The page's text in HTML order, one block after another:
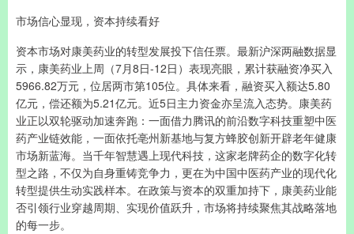
市场信心显现，资本持续看好
资本市场对康美药业的转型发展投下信任票。最新沪深两融数据显
示，康美药业上周（7月8日-12日）表现亮眼，累计获融资净买入
5966.82万元，位居两市第105位。具体来看，融资买入额达5.80
亿元，偿还额为5.21亿元。近5日主力资金亦呈流入态势。康美药
业正以双轮驱动加速奔跑：一面借力腾讯的前沿数字科技重塑中医
药产业链效能，一面依托亳州新基地与复方蜂胶创新开辟老年健康
市场新蓝海。当千年智慧遇上现代科技，这家老牌药企的数字化转
型之路，不仅为自身重铸竞争力，更在为中国中医药产业的现代化
转型提供生动实践样本。在政策与资本的双重加持下，康美药业能
否引领行业穿越周期、实现价值跃升，市场将持续聚焦其战略落地
的每一步。